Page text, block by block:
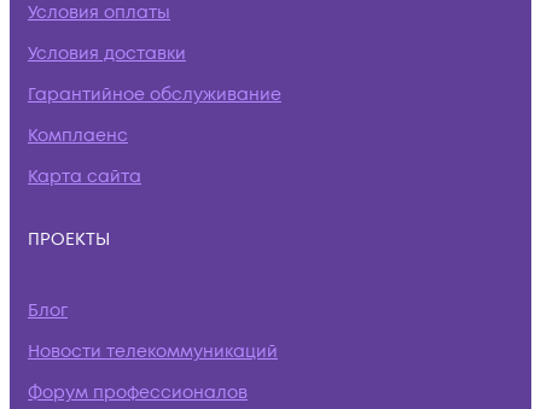
Условия оплаты
Условия доставки
Гарантийное обслуживание
Комплаенс
Карта сайта
ПРОЕКТЫ
Блог
Новости телекоммуникаций
Форум профессионалов